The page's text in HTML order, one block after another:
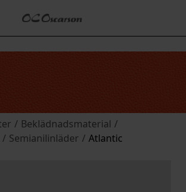
/ Beklädnadsmaterial /
/ Semianilinläder / Atlantic